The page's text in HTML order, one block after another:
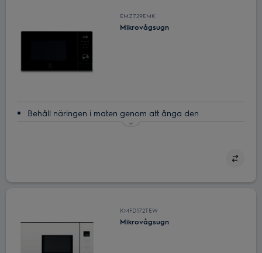
EMZ729EMK
Mikrovågsugn
Behåll näringen i maten genom att ånga den
Snabb och jämn värme med inverterteknik
Grillfunktion som låter dig njuta av god smak och textur
KMFD172TEW
Mikrovågsugn